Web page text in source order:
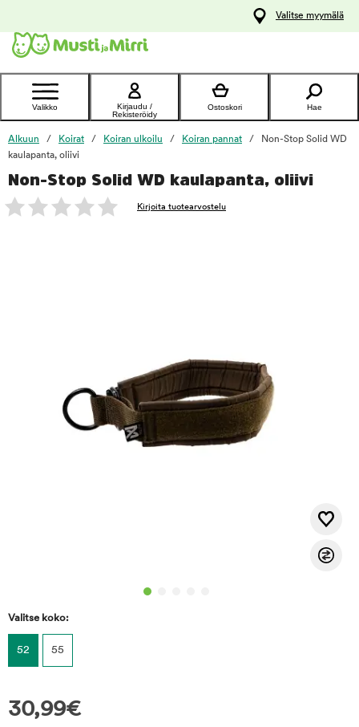
Ota yhteyttä
asiakaspalveluun
Valitse myymälä
Valikko
Kirjaudu /
Rekisteröidy
Ostoskori Hae
Alkuun Koirat Koiran ulkoilu Koiran pannat
Non-Stop Solid WD
kaulapanta, oliivi
Non-Stop Solid WD kaulapanta, oliivi
Kirjoita tuotearvostelu
Valitse koko:
52 55
30,99€
foo